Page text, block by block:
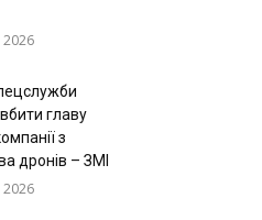
главу
з
дронів – ЗМІ